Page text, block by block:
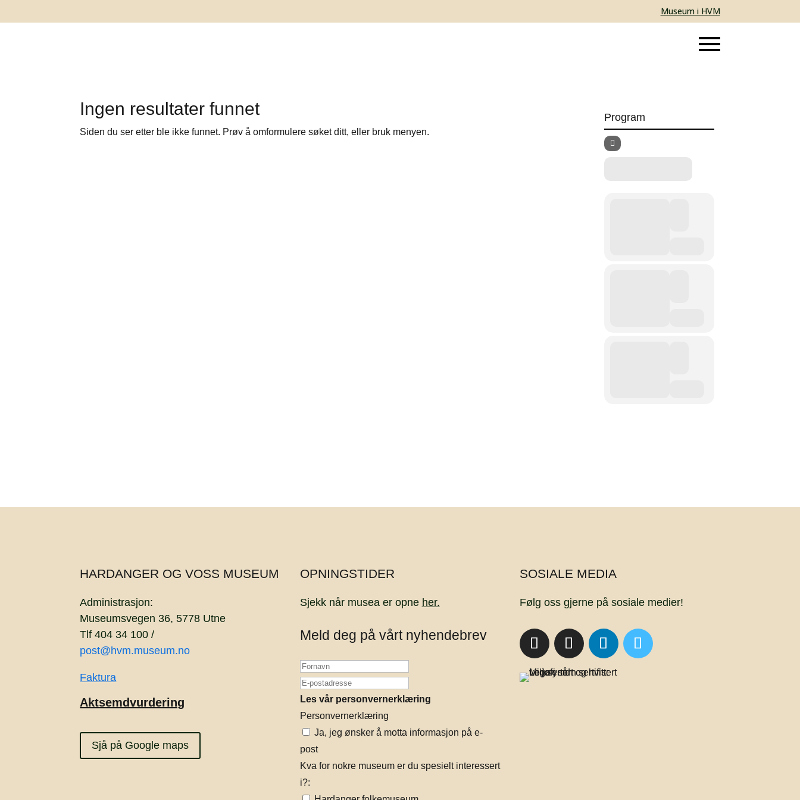
Museum i HVM
Ingen resultater funnet
Siden du ser etter ble ikke funnet. Prøv å omformulere søket ditt, eller bruk menyen.
Program
HARDANGER OG VOSS MUSEUM
Administrasjon:
Museumsvegen 36, 5778 Utne
Tlf 404 34 100 /
post@hvm.museum.no
Faktura
Aktsemdvurdering
Sjå på Google maps
OPNINGSTIDER
Sjekk når musea er opne her.
Meld deg på vårt nyhendebrev
Les vår personvernerklæring
Personvernerklæring
Ja, jeg ønsker å motta informasjon på e-
post
Kva for nokre museum er du spesielt interessert
i?:
SOSIALE MEDIA
Følg oss gjerne på sosiale medier!